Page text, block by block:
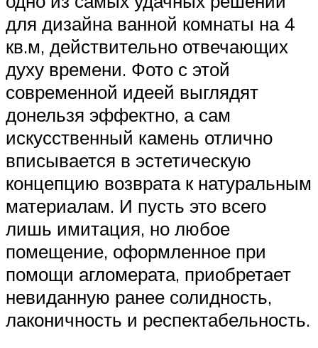
для дизайна ванной комнаты на 4
кв.м, действительно отвечающих
духу времени. Фото с этой
современной идеей выглядят
донельзя эффектно, а сам
искусственный камень отлично
вписывается в эстетическую
концепцию возврата к натуральным
материалам. И пусть это всего
лишь имитация, но любое
помещение, оформленное при
помощи агломерата, приобретает
невиданную ранее солидность,
лаконичность и респектабельность.